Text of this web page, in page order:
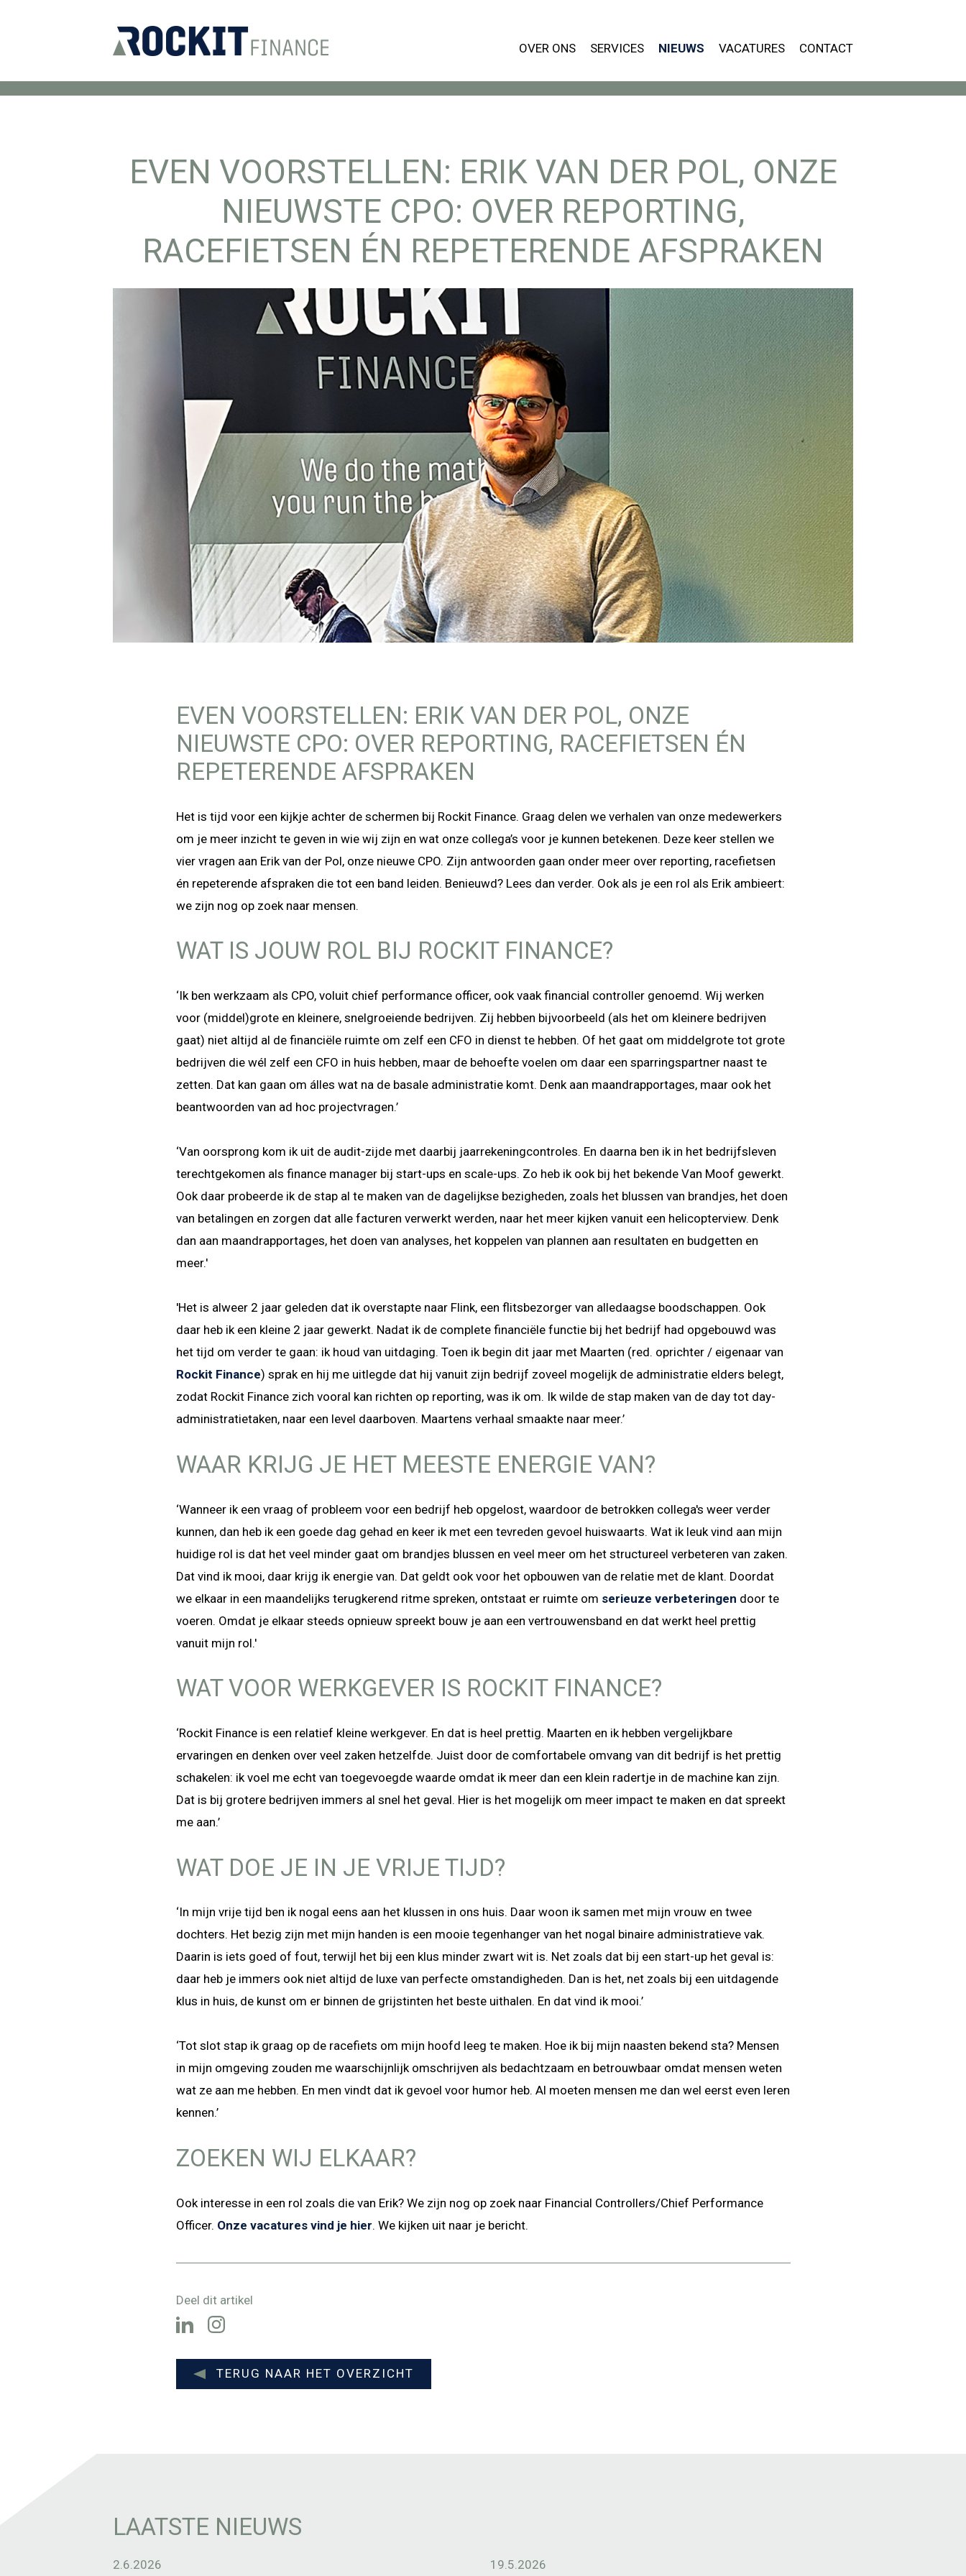
OVER ONS SERVICES NIEUWS VACATURES CONTACT
EVEN VOORSTELLEN: ERIK VAN DER POL, ONZE
NIEUWSTE CPO: OVER REPORTING,
RACEFIETSEN ÉN REPETERENDE AFSPRAKEN
EVEN VOORSTELLEN: ERIK VAN DER POL, ONZE
NIEUWSTE CPO: OVER REPORTING, RACEFIETSEN ÉN
REPETERENDE AFSPRAKEN
Het is tijd voor een kijkje achter de schermen bij Rockit Finance. Graag delen we verhalen van onze medewerkers
om je meer inzicht te geven in wie wij zijn en wat onze collega’s voor je kunnen betekenen. Deze keer stellen we
vier vragen aan Erik van der Pol, onze nieuwe CPO. Zijn antwoorden gaan onder meer over reporting, racefietsen
én repeterende afspraken die tot een band leiden. Benieuwd? Lees dan verder. Ook als je een rol als Erik ambieert:
we zijn nog op zoek naar mensen.
WAT IS JOUW ROL BIJ ROCKIT FINANCE?
‘Ik ben werkzaam als CPO, voluit chief performance officer, ook vaak financial controller genoemd. Wij werken
voor (middel)grote en kleinere, snelgroeiende bedrijven. Zij hebben bijvoorbeeld (als het om kleinere bedrijven
gaat) niet altijd al de financiële ruimte om zelf een CFO in dienst te hebben. Of het gaat om middelgrote tot grote
bedrijven die wél zelf een CFO in huis hebben, maar de behoefte voelen om daar een sparringspartner naast te
zetten. Dat kan gaan om álles wat na de basale administratie komt. Denk aan maandrapportages, maar ook het
beantwoorden van ad hoc projectvragen.’
‘Van oorsprong kom ik uit de audit-zijde met daarbij jaarrekeningcontroles. En daarna ben ik in het bedrijfsleven
terechtgekomen als finance manager bij start-ups en scale-ups. Zo heb ik ook bij het bekende Van Moof gewerkt.
Ook daar probeerde ik de stap al te maken van de dagelijkse bezigheden, zoals het blussen van brandjes, het doen
van betalingen en zorgen dat alle facturen verwerkt werden, naar het meer kijken vanuit een helicopterview. Denk
dan aan maandrapportages, het doen van analyses, het koppelen van plannen aan resultaten en budgetten en
meer.'
'Het is alweer 2 jaar geleden dat ik overstapte naar Flink, een flitsbezorger van alledaagse boodschappen. Ook
daar heb ik een kleine 2 jaar gewerkt. Nadat ik de complete financiële functie bij het bedrijf had opgebouwd was
het tijd om verder te gaan: ik houd van uitdaging. Toen ik begin dit jaar met Maarten (red. oprichter / eigenaar van
Rockit Finance) sprak en hij me uitlegde dat hij vanuit zijn bedrijf zoveel mogelijk de administratie elders belegt,
zodat Rockit Finance zich vooral kan richten op reporting, was ik om. Ik wilde de stap maken van de day tot day-
administratietaken, naar een level daarboven. Maartens verhaal smaakte naar meer.’
WAAR KRIJG JE HET MEESTE ENERGIE VAN?
‘Wanneer ik een vraag of probleem voor een bedrijf heb opgelost, waardoor de betrokken collega's weer verder
kunnen, dan heb ik een goede dag gehad en keer ik met een tevreden gevoel huiswaarts. Wat ik leuk vind aan mijn
huidige rol is dat het veel minder gaat om brandjes blussen en veel meer om het structureel verbeteren van zaken.
Dat vind ik mooi, daar krijg ik energie van. Dat geldt ook voor het opbouwen van de relatie met de klant. Doordat
we elkaar in een maandelijks terugkerend ritme spreken, ontstaat er ruimte om serieuze verbeteringen door te
voeren. Omdat je elkaar steeds opnieuw spreekt bouw je aan een vertrouwensband en dat werkt heel prettig
vanuit mijn rol.'
WAT VOOR WERKGEVER IS ROCKIT FINANCE?
‘Rockit Finance is een relatief kleine werkgever. En dat is heel prettig. Maarten en ik hebben vergelijkbare
ervaringen en denken over veel zaken hetzelfde. Juist door de comfortabele omvang van dit bedrijf is het prettig
schakelen: ik voel me echt van toegevoegde waarde omdat ik meer dan een klein radertje in de machine kan zijn.
Dat is bij grotere bedrijven immers al snel het geval. Hier is het mogelijk om meer impact te maken en dat spreekt
me aan.’
WAT DOE JE IN JE VRIJE TIJD?
‘In mijn vrije tijd ben ik nogal eens aan het klussen in ons huis. Daar woon ik samen met mijn vrouw en twee
dochters. Het bezig zijn met mijn handen is een mooie tegenhanger van het nogal binaire administratieve vak.
Daarin is iets goed of fout, terwijl het bij een klus minder zwart wit is. Net zoals dat bij een start-up het geval is:
daar heb je immers ook niet altijd de luxe van perfecte omstandigheden. Dan is het, net zoals bij een uitdagende
klus in huis, de kunst om er binnen de grijstinten het beste uithalen. En dat vind ik mooi.’
‘Tot slot stap ik graag op de racefiets om mijn hoofd leeg te maken. Hoe ik bij mijn naasten bekend sta? Mensen
in mijn omgeving zouden me waarschijnlijk omschrijven als bedachtzaam en betrouwbaar omdat mensen weten
wat ze aan me hebben. En men vindt dat ik gevoel voor humor heb. Al moeten mensen me dan wel eerst even leren
kennen.’
ZOEKEN WIJ ELKAAR?
Ook interesse in een rol zoals die van Erik? We zijn nog op zoek naar Financial Controllers/Chief Performance
Officer. Onze vacatures vind je hier. We kijken uit naar je bericht.
Deel dit artikel
TERUG NAAR HET OVERZICHT
LAATSTE NIEUWS
2.6.2026 19.5.2026
SERVICES
VACATURES
CONTACT